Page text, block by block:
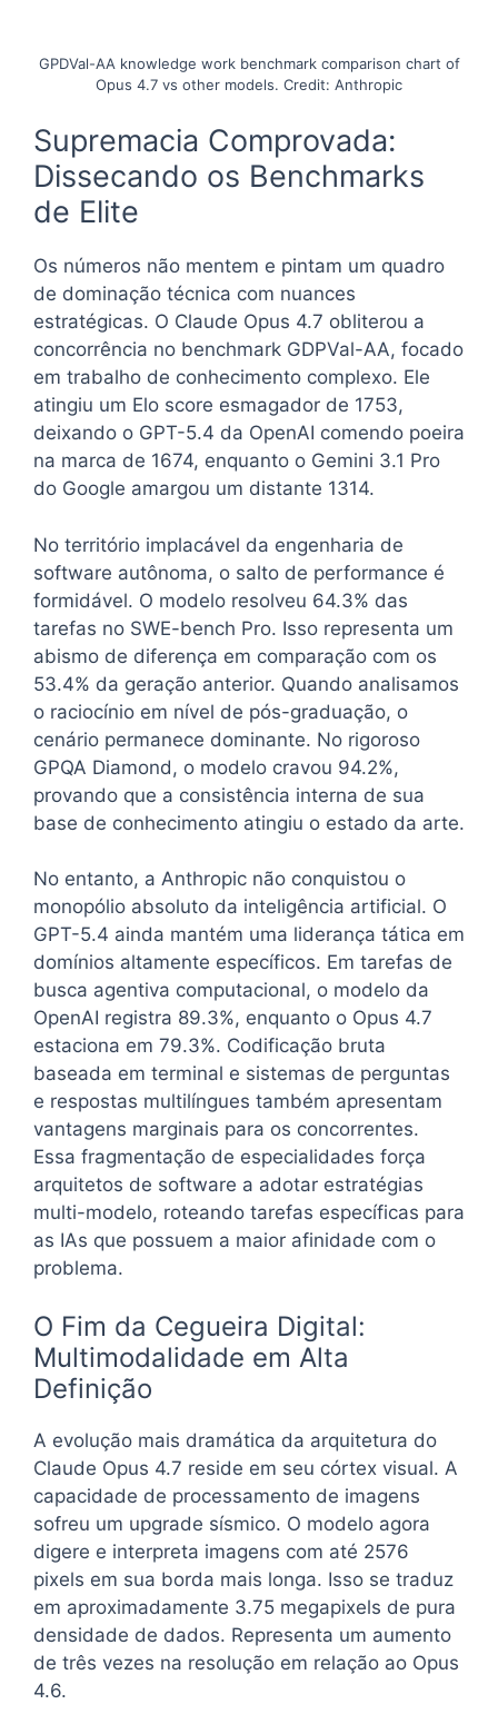
GPDVal-AA knowledge work benchmark comparison chart of
Opus 4.7 vs other models. Credit: Anthropic
Supremacia Comprovada:
Dissecando os Benchmarks
de Elite
Os números não mentem e pintam um quadro
de dominação técnica com nuances
estratégicas. O Claude Opus 4.7 obliterou a
concorrência no benchmark GDPVal-AA, focado
em trabalho de conhecimento complexo. Ele
atingiu um Elo score esmagador de 1753,
deixando o GPT-5.4 da OpenAI comendo poeira
na marca de 1674, enquanto o Gemini 3.1 Pro
do Google amargou um distante 1314.
No território implacável da engenharia de
software autônoma, o salto de performance é
formidável. O modelo resolveu 64.3% das
tarefas no SWE-bench Pro. Isso representa um
abismo de diferença em comparação com os
53.4% da geração anterior. Quando analisamos
o raciocínio em nível de pós-graduação, o
cenário permanece dominante. No rigoroso
GPQA Diamond, o modelo cravou 94.2%,
provando que a consistência interna de sua
base de conhecimento atingiu o estado da arte.
No entanto, a Anthropic não conquistou o
monopólio absoluto da inteligência artificial. O
GPT-5.4 ainda mantém uma liderança tática em
domínios altamente específicos. Em tarefas de
busca agentiva computacional, o modelo da
OpenAI registra 89.3%, enquanto o Opus 4.7
estaciona em 79.3%. Codificação bruta
baseada em terminal e sistemas de perguntas
e respostas multilíngues também apresentam
vantagens marginais para os concorrentes.
Essa fragmentação de especialidades força
arquitetos de software a adotar estratégias
multi-modelo, roteando tarefas específicas para
as IAs que possuem a maior afinidade com o
problema.
O Fim da Cegueira Digital:
Multimodalidade em Alta
Definição
A evolução mais dramática da arquitetura do
Claude Opus 4.7 reside em seu córtex visual. A
capacidade de processamento de imagens
sofreu um upgrade sísmico. O modelo agora
digere e interpreta imagens com até 2576
pixels em sua borda mais longa. Isso se traduz
em aproximadamente 3.75 megapixels de pura
densidade de dados. Representa um aumento
de três vezes na resolução em relação ao Opus
4.6.